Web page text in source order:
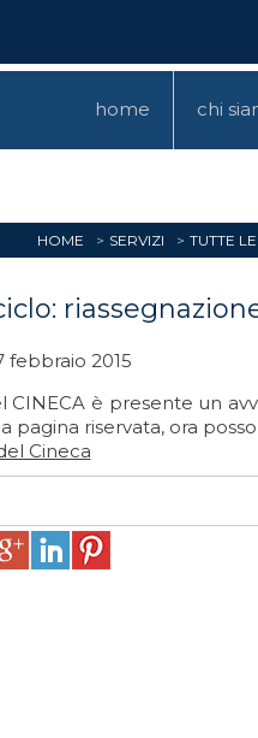
home chi
HOME SERVIZI TUTTE
febbraio 2015
CINECA è presente un
pagina riservata, ora
Cineca